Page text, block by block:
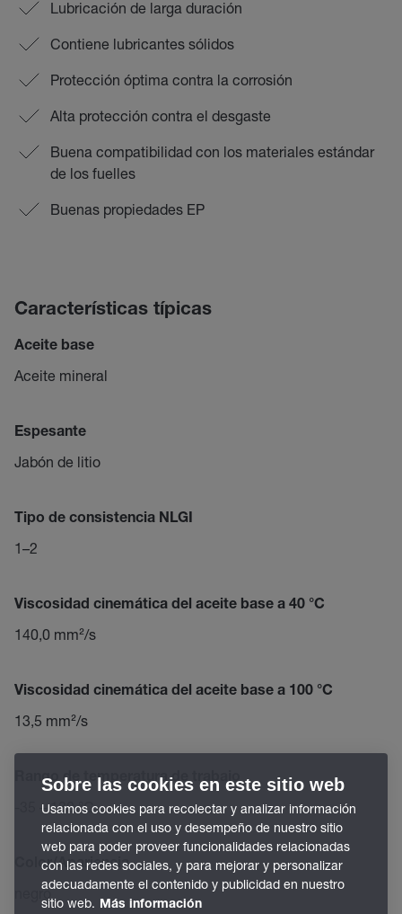
Lubricación de larga duración
Contiene lubricantes sólidos
Protección óptima contra la corrosión
Alta protección contra el desgaste
Buena compatibilidad con los materiales estándar
de los fuelles
Buenas propiedades EP
Características típicas
Aceite base
Aceite mineral
Espesante
Jabón de litio
Tipo de consistencia NLGI
1–2
Viscosidad cinemática del aceite base a 40 °C
140,0 mm²/s
Viscosidad cinemática del aceite base a 100 °C
13,5 mm²/s
Rango de temperatura de trabajo
-35 – 130 °C
Color/Apariencia
negro
Sobre las cookies en este sitio web
Usamos cookies para recolectar y analizar información
relacionada con el uso y desempeño de nuestro sitio
web para poder proveer funcionalidades relacionadas
con las redes sociales, y para mejorar y personalizar
adecuadamente el contenido y publicidad en nuestro
sitio web. Más información